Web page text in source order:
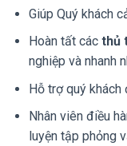
Giúp Quý khách
Hoàn tất các thủ
nghiệp và nhanh
Hỗ trợ quý
Nhân viên điều
luyện tập phỏng